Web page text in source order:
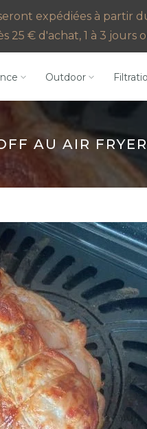
expédiées à partir
25 € d'achat, 1 à 3 jours
Outdoor
AU AIR FRYER